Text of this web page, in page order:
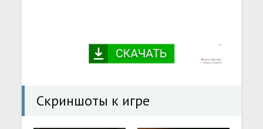
Скриншоты к игре